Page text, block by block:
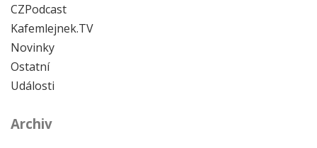
CZPodcast
Kafemlejnek.TV
Novinky
Ostatní
Události
Archiv